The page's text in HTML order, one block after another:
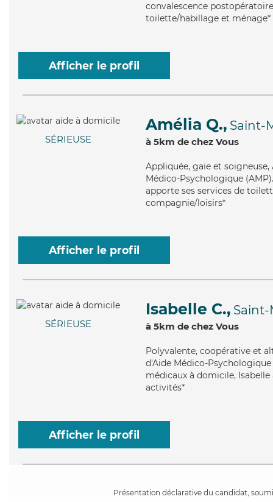
convalescence
toilette/habillage et ménage*
Afficher le profil
SÉRIEUSE
Amélia Q., Saint-
à 5km de chez Vous
Appliquée, gaie et
Médico-Psychologique
apporte ses services de
compagnie/loisirs*
Afficher le profil
SÉRIEUSE
Isabelle C., Saint-
à 5km de chez Vous
Polyvalente, coopérative et
d'Aide Médico-
médicaux à domicile,
activités*
Afficher le profil
Présentation déclarative du candidat,